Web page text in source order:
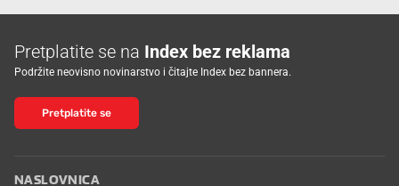
Pretplatite se na Index bez reklama
Podržite neovisno novinarstvo i čitajte Index bez bannera.
Pretplatite se
NASLOVNICA